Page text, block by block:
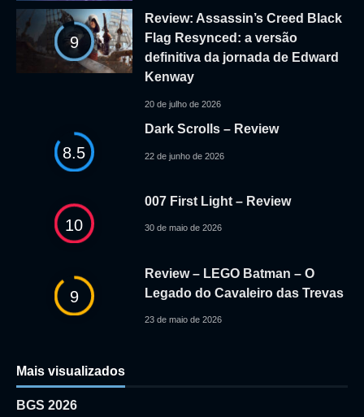
9
Review: Assassin’s Creed Black
Flag Resynced: a versão
definitiva da jornada de Edward
Kenway
20 de julho de 2026
8.5
Dark Scrolls – Review
22 de junho de 2026
10
007 First Light – Review
30 de maio de 2026
9
Review – LEGO Batman – O
Legado do Cavaleiro das Trevas
23 de maio de 2026
Mais visualizados
BGS 2026